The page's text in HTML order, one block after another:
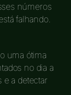
números
falhando.
uma ótima
no dia a
e a detectar